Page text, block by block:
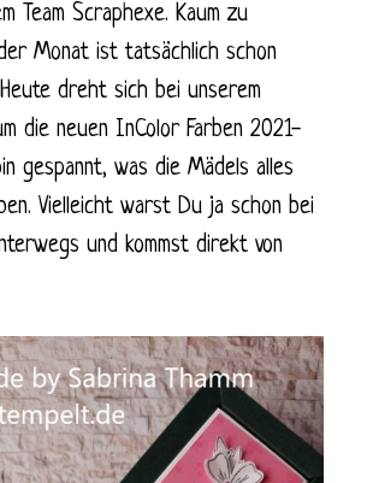
Team Scraphexe. Kaum zu
Monat ist tatsächlich schon
dreht sich bei unserem
die neuen InColor Farben 2021-
gespannt, was die Mädels alles
Vielleicht warst Du ja schon bei
und kommst direkt von